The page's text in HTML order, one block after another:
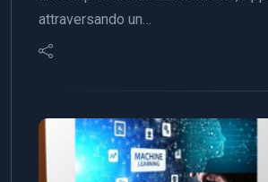
attraversando un…